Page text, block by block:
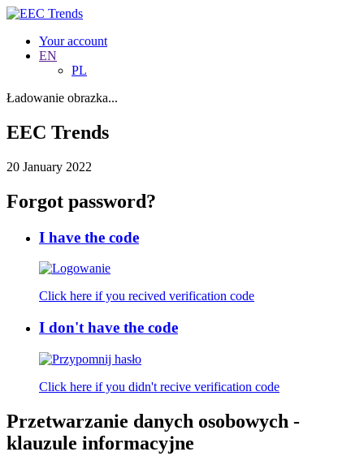
Your account
EN
PL
Ładowanie obrazka...
EEC Trends
20 January 2022
Forgot password?
I have the code
Click here if you recived verification code
I don't have the code
Click here if you didn't recive verification code
Przetwarzanie danych osobowych -
klauzule informacyjne